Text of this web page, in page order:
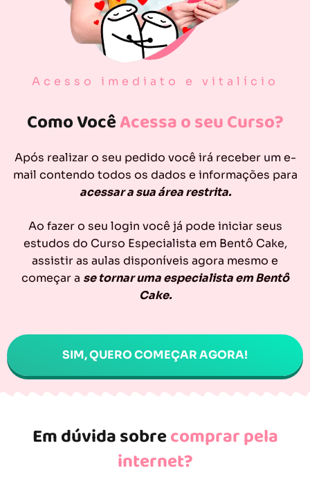
Acesso imediato e vitalício
Como VocêAcessa o seu Curso?
Após realizar o seu pedido você irá receber um e-
mail contendo todos os dados e informações para
acessar a sua área restrita.
Ao fazer o seu login você já pode iniciar seus
estudos do Curso Especialista em Bentô Cake,
assistir as aulas disponíveis agora mesmo e
começar a se tornar uma especialista em Bentô
Cake.
SIM, QUERO COMEÇAR AGORA!
Em dúvida sobrecomprar pela
internet?